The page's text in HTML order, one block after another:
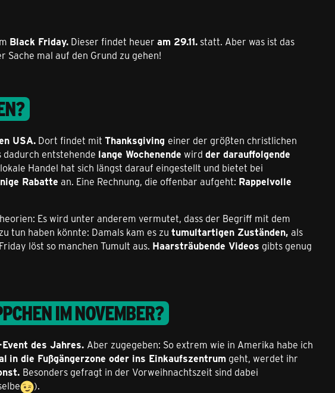
Black Friday. Dieser findet heuer am 29.11. statt. Aber was ist das
Sache mal auf den Grund zu gehen!
USA. Dort findet mit Thanksgiving einer der größten christlichen
dadurch entstehende lange Wochenende wird der darauffolgende
Handel hat sich längst darauf eingestellt und bietet bei
Rabatte an. Eine Rechnung, die offenbar aufgeht: Rappelvolle
Es wird unter anderem vermutet, dass der Begriff mit dem
tun haben könnte: Damals kam es zu tumultartigen Zuständen, als
löst so manchen Tumult aus. Haarsträubende Videos gibts genug
IM NOVEMBER?
des Jahres. Aber zugegeben: So extrem wie in Amerika habe ich
in die Fußgängerzone oder ins Einkaufszentrum geht, werdet ihr
Besonders gefragt in der Vorweihnachtszeit sind dabei
).